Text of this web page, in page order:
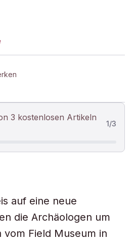
3 kostenlosen Artikeln
1/3
auf eine neue
die Archäologen um
vom Field Museum in